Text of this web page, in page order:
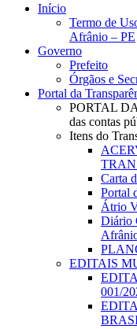
Close
Início
Termo de
Afrânio – PE
Governo
Prefeito
Órgãos e
Portal da
PORTAL
das contas
Itens do
Carta
Portal
Átrio
Diário
EDITAIS
001/